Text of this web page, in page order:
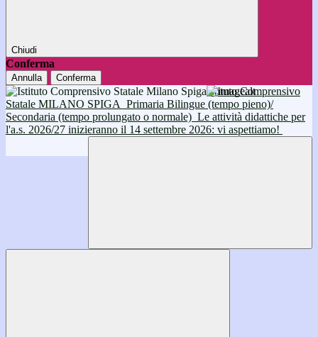
Chiudi
Conferma
Annulla Conferma
Istituto Comprensivo
Statale MILANO SPIGA Primaria Bilingue (tempo pieno)/
Secondaria (tempo prolungato o normale) Le attività didattiche per
l'a.s. 2026/27 inizieranno il 14 settembre 2026: vi aspettiamo!